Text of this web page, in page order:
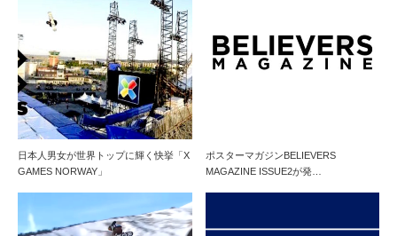
日本人男女が世界トップに輝く快挙「X
GAMES NORWAY」
ポスターマガジンBELIEVERS
MAGAZINE ISSUE2が発…